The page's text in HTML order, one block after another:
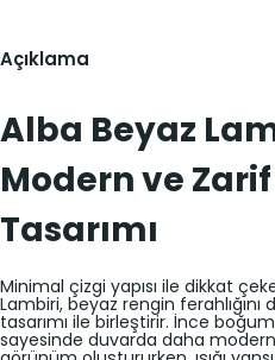
0
. .
Açıklama
Alba Beyaz
Modern ve
Tasarımı
Minimal çizgi yapısı ile dikkat
Lambiri, beyaz rengin
tasarımı ile birleştirir. İnce
sayesinde duvarda daha